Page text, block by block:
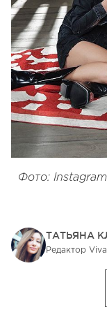
Фото: Instagram
ТАТЬЯНА
Редактор